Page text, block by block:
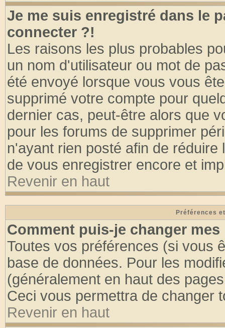
Je me suis enregistré dans le
connecter ?!
Les raisons les plus probables
un nom d'utilisateur ou mot de
été envoyé lorsque vous vous
supprimé votre compte pour
dernier cas, peut-être alors que
pour les forums de supprimer
n'ayant rien posté afin de
de vous enregistrer encore et
Revenir en haut
Préférences
Comment puis-je changer mes
Toutes vos préférences (si vous
base de données. Pour les
(généralement en haut des
Ceci vous permettra de changer
Revenir en haut